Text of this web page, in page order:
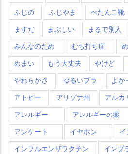
ふじの ふじやま ぺたんこ靴
ますだ まぶしい まるで別人
みんなのため むち打ち症
めまい もう大丈夫 やけど
やわらかさ ゆるいブラ よか
アトピー アリゾナ州 アルカ
アレルギー アレルギーの薬
アンケート イヤホン イ
インフルエンザワクチン インプ